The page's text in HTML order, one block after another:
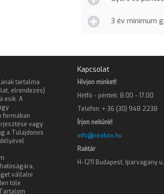
3 év minimum
tartalma
elrendezés)
esik. A
formában
vagy
a Tulajdonos
vállalni
tőle
Kapcsolat
Hívjon minket!
Hétfő - péntek: 8.00 - 17.00
Telefon: + 36 (30) 948 2238
Írjon nekünk!
info@neobox.hu
Raktár
H-1211 Budapest, Iparvágány